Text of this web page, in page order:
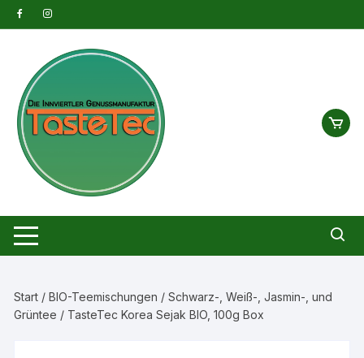
Zum
Inhalt
Start /BIO-Teemischungen /Schwarz-, Weiß-, Jasmin-, und
Grüntee / TasteTec Korea Sejak BIO, 100g Box